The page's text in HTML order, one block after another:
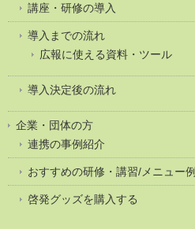
講座・研修の導入
導入までの流れ
広報に使える資料・ツール
導入決定後の流れ
企業・団体の方
連携の事例紹介
おすすめの研修・講習/メニュー例
啓発グッズを購入する